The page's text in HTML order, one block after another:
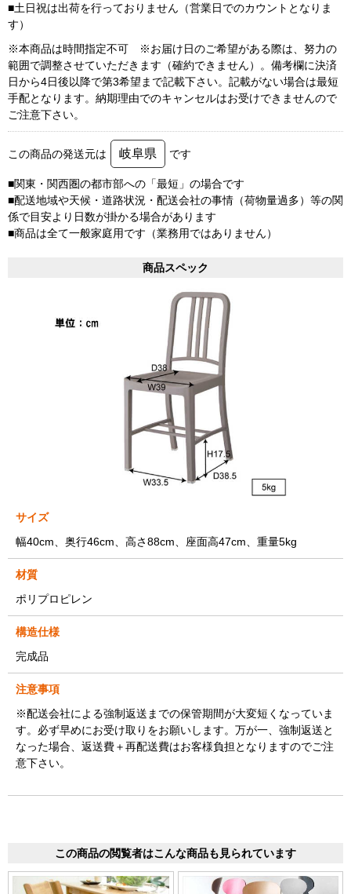
■土日祝は出荷を行っておりません（営業日でのカウントとなりま
す）
※本商品は時間指定不可 ※お届け日のご希望がある際は、努力の
範囲で調整させていただきます（確約できません）。備考欄に決済
日から4日後以降で第3希望まで記載下さい。記載がない場合は最短
手配となります。納期理由でのキャンセルはお受けできませんので
ご注意下さい。
この商品の発送元は 岐阜県 です
■関東・関西圏の都市部への「最短」の場合です
■配送地域や天候・道路状況・配送会社の事情（荷物量過多）等の関
係で目安より日数が掛かる場合があります
■商品は全て一般家庭用です（業務用ではありません）
商品スペック
サイズ
幅40cm、奥行46cm、高さ88cm、座面高47cm、重量5kg
材質
ポリプロピレン
構造仕様
完成品
注意事項
※配送会社による強制返送までの保管期間が大変短くなっていま
す。必ず早めにお受け取りをお願いします。万が一、強制返送と
なった場合、返送費＋再配送費はお客様負担となりますのでご注
意下さい。
この商品の閲覧者はこんな商品も見られています